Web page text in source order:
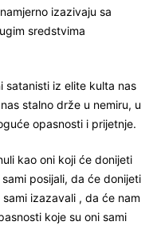
izazivaju sa
sredstvima
satanisti iz elite kulta nas
stalno drže u nemiru, u
opasnosti i prijetnje.
kao oni koji će donijeti
posijali, da će donijeti
izazavali , da će nam
koje su oni sami